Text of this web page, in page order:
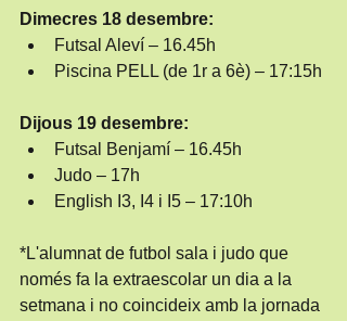
Dimecres 18 desembre:
Futsal Aleví – 16.45h
Piscina PELL (de 1r a 6è) – 17:15h
Dijous 19 desembre:
Futsal Benjamí – 16.45h
Judo – 17h
English I3, I4 i I5 – 17:10h
*L'alumnat de futbol sala i judo que
només fa la extraescolar un dia a la
setmana i no coincideix amb la jornada